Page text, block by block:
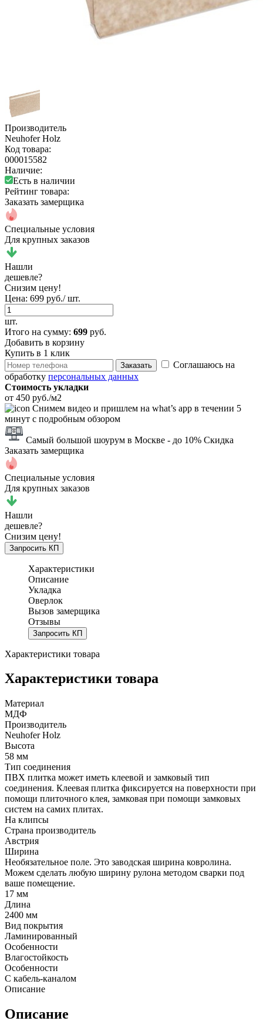
Производитель
Neuhofer Holz
Код товара:
000015582
Наличие:
Есть в наличии
Рейтинг товара:
Заказать замерщика
Специальные условия
Для крупных заказов
Нашли
дешевле?
Снизим цену!
Цена: 699 руб./ шт.
шт.
Итого на сумму: 699 руб.
Добавить в корзину
Купить в 1 клик
Заказать
Соглашаюсь на
обработку персональных данных
Стоимость укладки
от 450 руб./м2
Снимем видео и пришлем на what’s app в течении 5
минут с подробным обзором
Самый большой шоурум в Москве - до 10% Скидка
Заказать замерщика
Специальные условия
Для крупных заказов
Нашли
дешевле?
Снизим цену!
Запросить КП
Характеристики
Описание
Укладка
Оверлок
Вызов замерщика
Отзывы
Запросить КП
Характеристики товара
Характеристики товара
Материал
МДФ
Производитель
Neuhofer Holz
Высота
58 мм
Тип соединения
ПВХ плитка может иметь клеевой и замковый тип
соединения. Клеевая плитка фиксируется на поверхности при
помощи плиточного клея, замковая при помощи замковых
систем на самих плитах.
На клипсы
Страна производитель
Австрия
Ширина
Необязательное поле. Это заводская ширина ковролина.
Можем сделать любую ширину рулона методом сварки под
ваше помещение.
17 мм
Длина
2400 мм
Вид покрытия
Ламинированный
Особенности
Влагостойкость
Особенности
С кабель-каналом
Описание
Описание